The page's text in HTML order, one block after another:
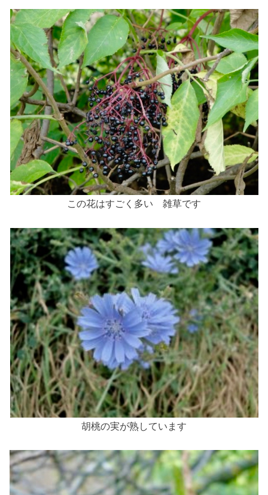
この花はすごく多い 雑草です
胡桃の実が熟しています